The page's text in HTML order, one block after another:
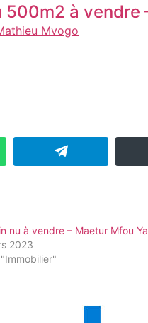
500m2 à vendre
Mvogo
nu à vendre – Maetur Mfou
2023